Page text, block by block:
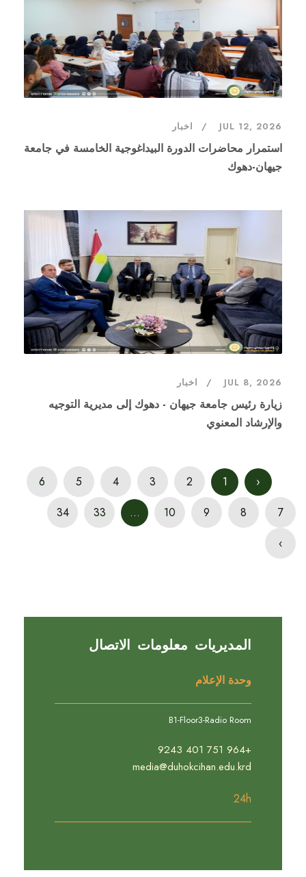
JUL 12, 2026 اخبار
استمرار محاضرات الدورة البيداغوجية الخامسة في جامعة
جيهان-دهوك
JUL 8, 2026 اخبار
زيارة رئيس جامعة جيهان - دهوك إلى مديرية التوجيه
والإرشاد المعنوي
‹
1
2
3
4
5
6
7
8
9
10
...
33
34
›
المديريات معلومات الاتصال
وحدة الإعلام
B1-Floor3-Radio Room
+964 751 401 9243
media@duhokcihan.edu.krd
24h